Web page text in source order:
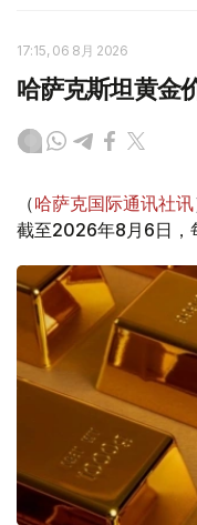
17:15, 06 8月 2026
哈萨克斯坦黄金
（哈萨克国际通讯社讯
截至2026年8月6日，